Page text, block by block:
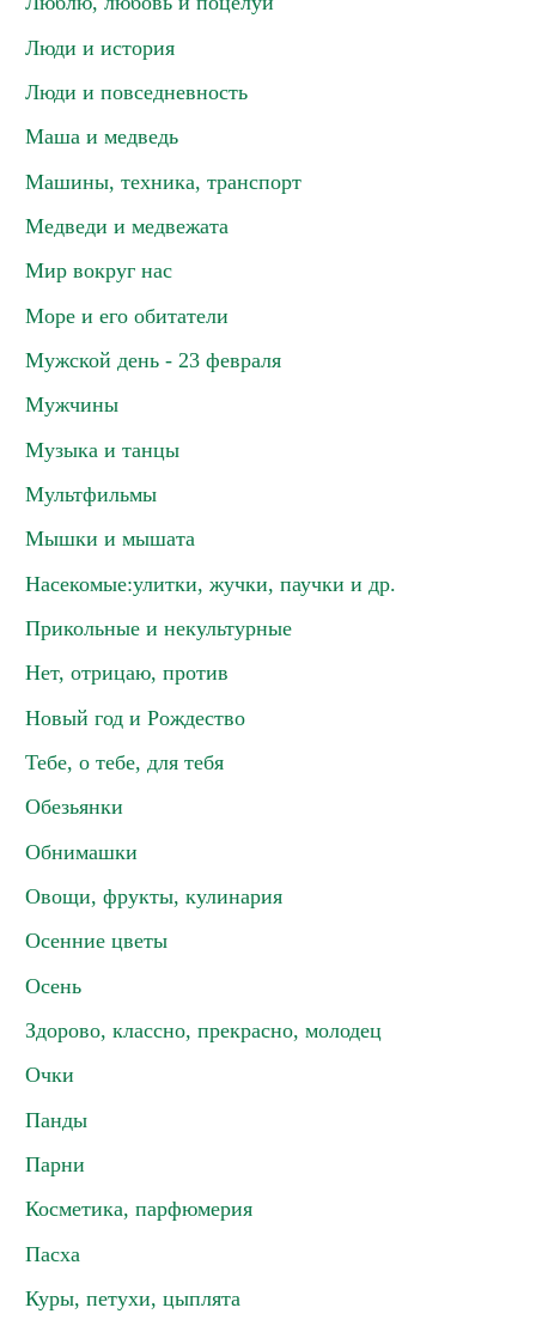
Люди и история
Люди и повседневность
Маша и медведь
Машины, техника, транспорт
Медведи и медвежата
Мир вокруг нас
Море и его обитатели
Мужской день - 23 февраля
Мужчины
Музыка и танцы
Мультфильмы
Мышки и мышата
Насекомые:улитки, жучки, паучки и др.
Прикольные и некультурные
Нет, отрицаю, против
Новый год и Рождество
Тебе, о тебе, для тебя
Обезьянки
Обнимашки
Овощи, фрукты, кулинария
Осенние цветы
Осень
Здорово, классно, прекрасно, молодец
Очки
Панды
Парни
Косметика, парфюмерия
Пасха
Куры, петухи, цыплята